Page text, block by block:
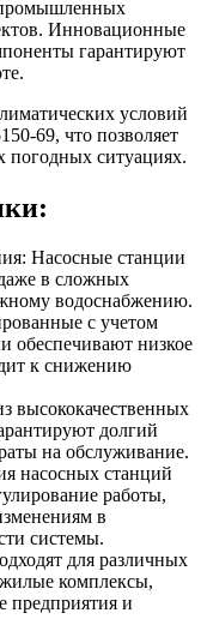
Инновационные
гарантируют
условий
69, что позволяет
погодных ситуациях.
Насосные станции
в сложных
водоснабжению.
с учетом
обеспечивают низкое
к снижению
высококачественных
долгий
на обслуживание.
насосных станций
работы,
в
системы.
для различных
комплексы,
предприятия и